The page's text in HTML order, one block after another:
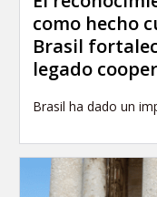
como hecho
Brasil
legado
Brasil ha dado un